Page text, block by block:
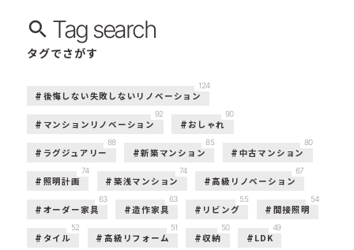
Tag search
タグでさがす
後悔しない失敗しないリノベーション
124
マンションリノベーション
92
おしゃれ
90
ラグジュアリー
88
新築マンション
85
中古マンション
80
照明計画
74
築浅マンション
74
高級リノベーション
67
オーダー家具
63
造作家具
63
リビング
55
間接照明
54
タイル
52
高級リフォーム
51
収納
50
LDK
49